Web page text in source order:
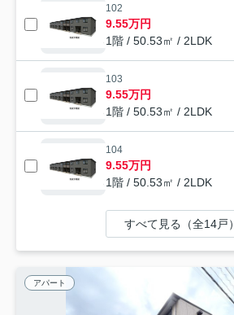
102
9.55万円
1階 / 50.53㎡ / 2LDK
103
9.55万円
1階 / 50.53㎡ / 2LDK
104
9.55万円
1階 / 50.53㎡ / 2LDK
すべて見る（全14戸）
アパート